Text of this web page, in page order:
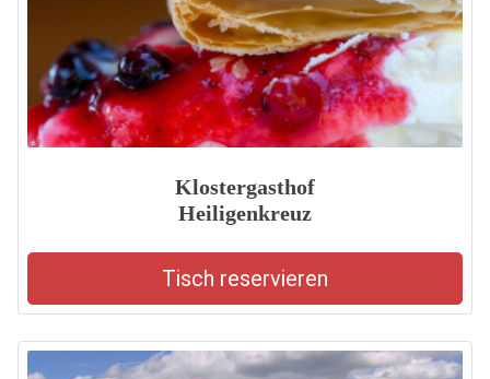
Klostergasthof
Heiligenkreuz
Tisch reservieren